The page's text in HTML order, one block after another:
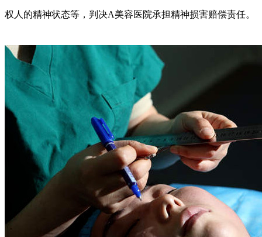
权人的精神状态等，判决A美容医院承担精神损害赔偿责任。